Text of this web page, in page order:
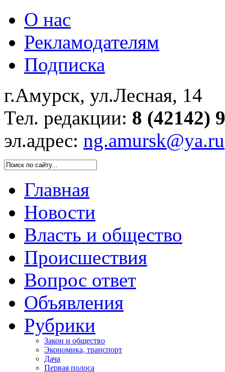
О нас
Рекламодателям
Подписка
г.Амурск, ул.Лесная, 14
Тел. редакции: 8 (42142)
эл.адрес: ng.amursk@ya.ru
Главная
Новости
Власть и общество
Происшествия
Вопрос ответ
Объявления
Рубрики
Закон и общество
Экономика, транспорт
Дача
Первая полоса